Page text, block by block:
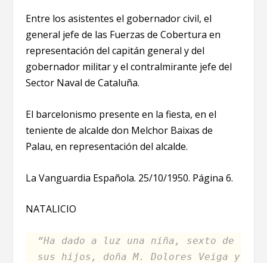
Entre los asistentes el gobernador civil, el
general jefe de las Fuerzas de Cobertura en
representación del capitán general y del
gobernador militar y el contralmirante jefe del
Sector Naval de Cataluña.
El barcelonismo presente en la fiesta, en el
teniente de alcalde don Melchor Baixas de
Palau, en representación del alcalde.
La Vanguardia Española. 25/10/1950. Página 6.
NATALICIO
“Ha dado a luz una niña, sexto de
sus hijos, doña M. Dolores Veiga y